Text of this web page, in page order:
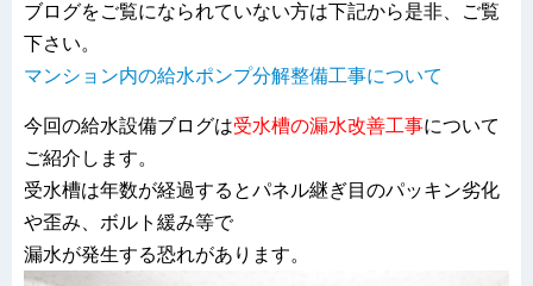
ブログをご覧になられていない方は下記から是非、ご覧
下さい。
マンション内の給水ポンプ分解整備工事について
今回の給水設備ブログは受水槽の漏水改善工事について
ご紹介します。
受水槽は年数が経過するとパネル継ぎ目のパッキン劣化
や歪み、ボルト緩み等で
漏水が発生する恐れがあります。